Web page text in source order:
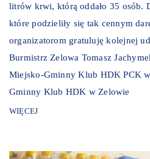
litrów krwi, którą oddało 35 osób.
które podzieliły się tak cennym
organizatorom gratuluję kolejnej
Burmistrz Zelowa Tomasz
Miejsko-Gminny Klub HDK PCK
Gminny Klub HDK w Zelowie
WIĘCEJ